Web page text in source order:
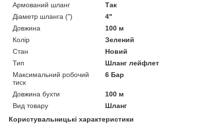
Армований шланг
Так
Діаметр шланга (")
4"
Довжина
100 м
Колір
Зелений
Стан
Новий
Тип
Шланг лейфлет
Максимальний робочий
тиск
6 Бар
Довжина бухти
100 м
Вид товару
Шланг
Користувальницькі характеристики